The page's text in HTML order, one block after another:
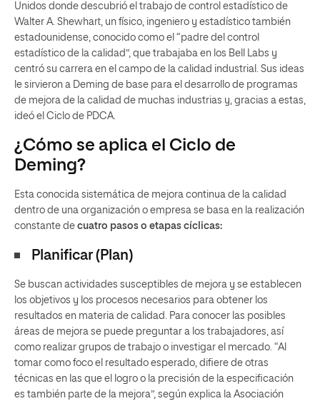
Unidos donde descubrió el trabajo de control estadístico de
Walter A. Shewhart, un físico, ingeniero y estadístico también
estadounidense, conocido como el “padre del control
estadístico de la calidad”, que trabajaba en los Bell Labs y
centró su carrera en el campo de la calidad industrial. Sus ideas
le sirvieron a Deming de base para el desarrollo de programas
de mejora de la calidad de muchas industrias y, gracias a estas,
ideó el Ciclo de PDCA.
¿Cómo se aplica el Ciclo de
Deming?
Esta conocida sistemática de mejora continua de la calidad
dentro de una organización o empresa se basa en la realización
constante de cuatro pasos o etapas cíclicas:
Planificar (Plan)
Se buscan actividades susceptibles de mejora y se establecen
los objetivos y los procesos necesarios para obtener los
resultados en materia de calidad. Para conocer las posibles
áreas de mejora se puede preguntar a los trabajadores, así
como realizar grupos de trabajo o investigar el mercado. “Al
tomar como foco el resultado esperado, difiere de otras
técnicas en las que el logro o la precisión de la especificación
es también parte de la mejora”, según explica la Asociación